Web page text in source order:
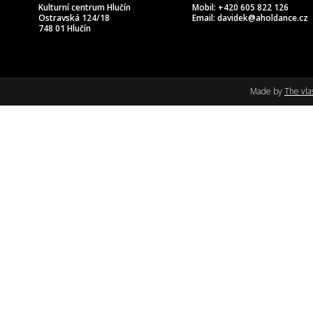
Kulturní centrum Hlučín
Ostravská 124/18
748 01 Hlučín
Mobil: +420 605 822 126
Email: davidek@aholdance.cz
Made byThe